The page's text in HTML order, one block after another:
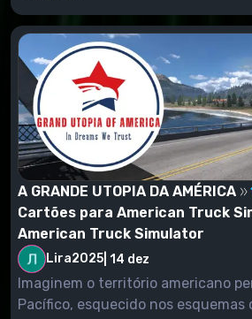
A GRANDE UTOPIA DA AMÉRICA
Cartões para American Truck
American Truck Simulator
Lira2025 14 dez
Imaginem o território americano
Pacífico, esquecido nos esquemas